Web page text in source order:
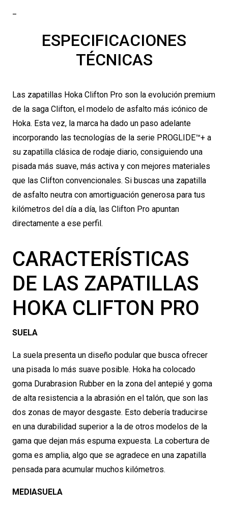
ESPECIFICACIONES
TÉCNICAS
Las zapatillas Hoka Clifton Pro son la evolución premium
de la saga Clifton, el modelo de asfalto más icónico de
Hoka. Esta vez, la marca ha dado un paso adelante
incorporando las tecnologías de la serie PROGLIDE™+ a
su zapatilla clásica de rodaje diario, consiguiendo una
pisada más suave, más activa y con mejores materiales
que las Clifton convencionales. Si buscas una zapatilla
de asfalto neutra con amortiguación generosa para tus
kilómetros del día a día, las Clifton Pro apuntan
directamente a ese perfil.
CARACTERÍSTICAS
DE LAS ZAPATILLAS
HOKA CLIFTON PRO
SUELA
La suela presenta un diseño podular que busca ofrecer
una pisada lo más suave posible. Hoka ha colocado
goma Durabrasion Rubber en la zona del antepié y goma
de alta resistencia a la abrasión en el talón, que son las
dos zonas de mayor desgaste. Esto debería traducirse
en una durabilidad superior a la de otros modelos de la
gama que dejan más espuma expuesta. La cobertura de
goma es amplia, algo que se agradece en una zapatilla
pensada para acumular muchos kilómetros.
MEDIASUELA